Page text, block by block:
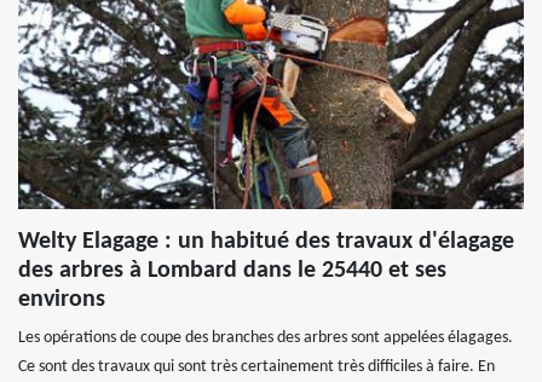
Welty Elagage : un habitué des travaux d'élagage
des arbres à Lombard dans le 25440 et ses
environs
Les opérations de coupe des branches des arbres sont appelées élagages.
Ce sont des travaux qui sont très certainement très difficiles à faire. En